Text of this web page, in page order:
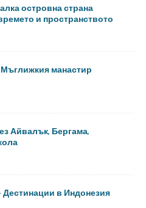
островна страна
и пространството
манастир
Айвалък, Бергама,
Дестинации в Индонезия